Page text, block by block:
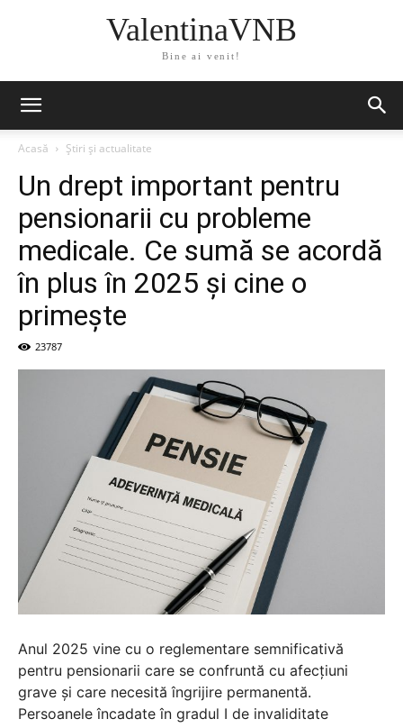
ValentinaVNB
Bine ai venit!
Acasă Știri și actualitate
Un drept important pentru
pensionarii cu probleme
medicale. Ce sumă se acordă
în plus în 2025 și cine o
primește
23787
Anul 2025 vine cu o reglementare semnificativă
pentru pensionarii care se confruntă cu afecțiuni
grave și care necesită îngrijire permanentă.
Persoanele încadate în gradul I de invaliditate